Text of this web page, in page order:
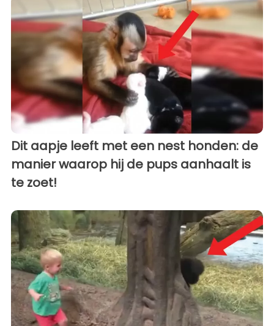
Dit aapje leeft met een nest honden: de
manier waarop hij de pups aanhaalt is
te zoet!